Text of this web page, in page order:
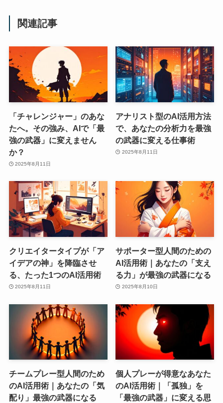
関連記事
「チャレンジャー」のあな
たへ。その強み、AIで「最
強の武器」に変えません
か？
2025年8月11日
アナリスト型のAI活用方法
で、あなたの分析力を最強
の武器に変える仕事術
2025年8月11日
クリエイタータイプが「ア
イデアの神」を降臨させ
る、たった1つのAI活用術
2025年8月11日
サポーター型人間のための
AI活用術｜あなたの「支え
る力」が最強の武器になる
2025年8月10日
チームプレー型人間のため
のAI活用術｜あなたの「気
配り」最強の武器になる
個人プレーが得意なあなた
のAI活用術｜「孤独」を
「最強の武器」に変える思